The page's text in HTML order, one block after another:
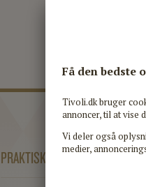
PRAKTISK INFORMATION